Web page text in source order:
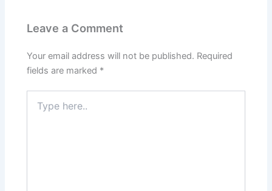
Leave a Comment
Your email address will not be published. Required
fields are marked *
here..